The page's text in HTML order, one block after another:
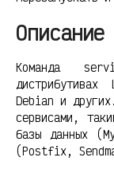
Команда
Debian и
сервисами,
базы данных
(Postfix,